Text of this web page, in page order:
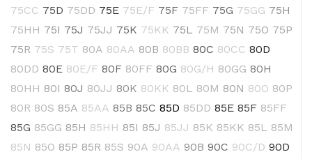
75CC 75D 75DD 75E 75E/F 75F 75FF 75G 75GG 75H
75HH 75I 75J 75JJ 75K 75KK 75L 75M 75N 75O 75P
75R 75S 75T 80A 80AA 80B 80BB 80C 80CC 80D
80DD 80E 80E/F 80F 80FF 80G 80G/H 80GG 80H
80HH 80I 80J 80JJ 80K 80KK 80L 80M 80N 80O 80P
80R 80S 85A 85AA 85B 85C 85D 85DD 85E 85F 85FF
85G 85GG 85H 85HH 85I 85J 85JJ 85K 85KK 85L 85M
85N 85O 85P 85R 85S 90A 90AA 90B 90C 90C/D 90D